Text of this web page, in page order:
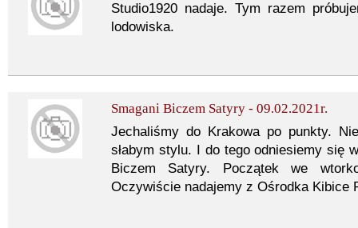
Studio1920 nadaje. Tym razem
lodowiska.
Smagani Biczem Satyry - 09.02.2021r.
Jechaliśmy do Krakowa po punkty.
słabym stylu. I do tego odniesiemy się
Biczem Satyry. Początek we
Oczywiście nadajemy z Ośrodka Kibice